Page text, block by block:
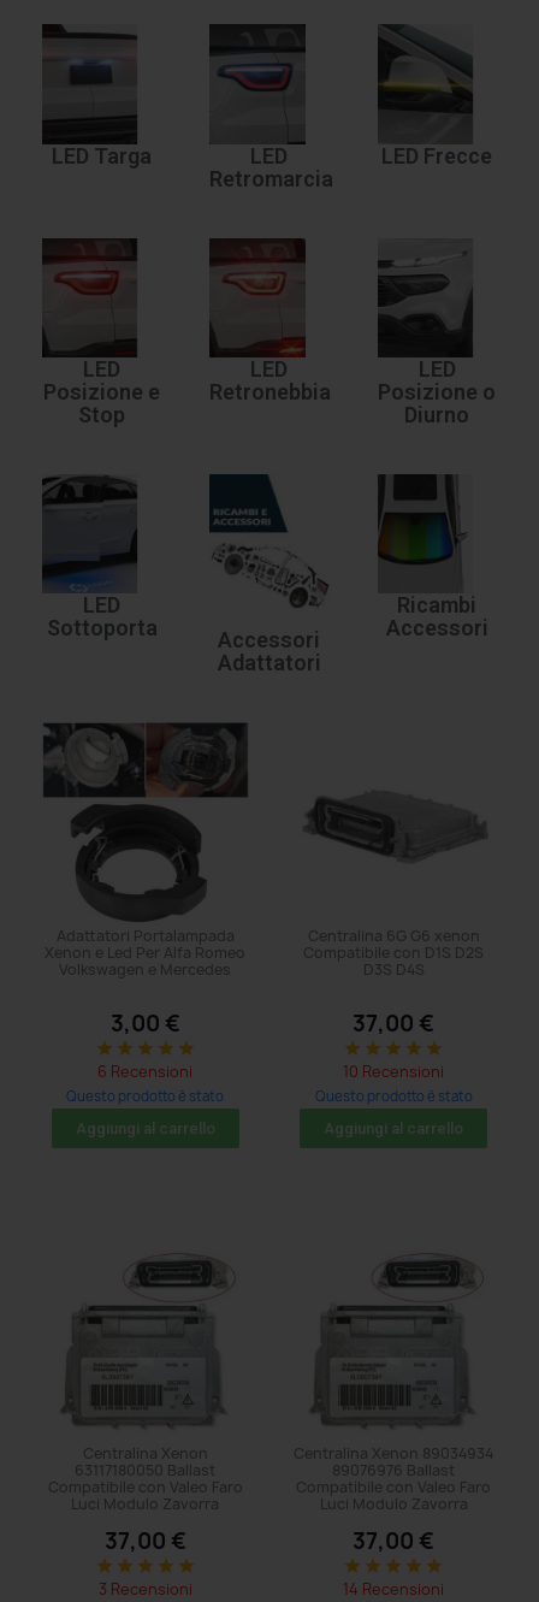
LED Targa
LED
Retromarcia
LED Frecce
LED
Posizione e
Stop
LED
Retronebbia
LED
Posizione o
Diurno
LED
Sottoporta
Accessori
Adattatori
Ricambi
Accessori
Adattatori Portalampada
Xenon e Led Per Alfa Romeo
Volkswagen e Mercedes
3,00 €
star star star star star
6 Recensioni
Questo prodotto è stato
acquistato: 140 volte
Aggiungi al carrello
Centralina 6G G6 xenon
Compatibile con D1S D2S
D3S D4S
37,00 €
star star star star star
10 Recensioni
Questo prodotto è stato
acquistato: 140 volte
Aggiungi al carrello
Centralina Xenon
63117180050 Ballast
Compatibile con Valeo Faro
Luci Modulo Zavorra
37,00 €
star star star star star
3 Recensioni
Centralina Xenon 89034934
89076976 Ballast
Compatibile con Valeo Faro
Luci Modulo Zavorra
37,00 €
star star star star star
14 Recensioni